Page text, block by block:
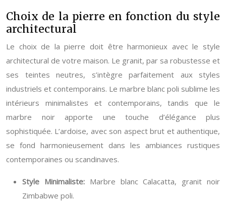
Choix de la pierre en fonction du style
architectural
Le choix de la pierre doit être harmonieux avec le style
architectural de votre maison. Le granit, par sa robustesse et
ses teintes neutres, s’intègre parfaitement aux styles
industriels et contemporains. Le marbre blanc poli sublime les
intérieurs minimalistes et contemporains, tandis que le
marbre noir apporte une touche d’élégance plus
sophistiquée. L’ardoise, avec son aspect brut et authentique,
se fond harmonieusement dans les ambiances rustiques
contemporaines ou scandinaves.
Style Minimaliste: Marbre blanc Calacatta, granit noir
Zimbabwe poli.